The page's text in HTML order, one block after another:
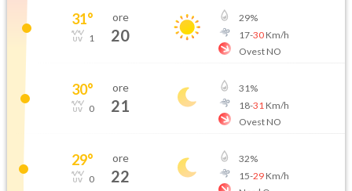
31°
1
ore
20
29%
17-30Km/h
Ovest NO
30°
0
ore
21
31%
18-31 Km/h
Ovest NO
29°
0
ore
22
32%
15-29Km/h